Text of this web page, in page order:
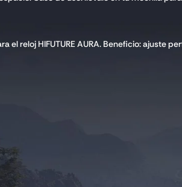
reloj HIFUTURE AURA. Beneficio: ajuste